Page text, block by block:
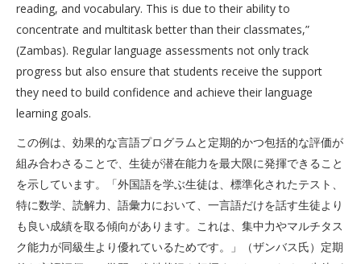
reading, and vocabulary. This is due to their ability to
concentrate and multitask better than their classmates,”
(Zambas). Regular language assessments not only track
progress but also ensure that students receive the support
they need to build confidence and achieve their language
learning goals.
この例は、効果的な言語プログラムと定期的かつ包括的な評価が
組み合わさることで、生徒が潜在能力を最大限に発揮できること
を示しています。「外国語を学ぶ生徒は、標準化されたテスト、
特に数学、読解力、語彙力において、一言語だけを話す生徒より
も良い成績を取る傾向があります。これは、集中力やマルチタス
ク能力が同級生より優れているためです。」（ザンバス氏）定期